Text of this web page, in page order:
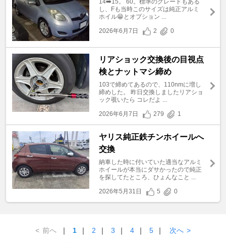
14➡️15。 60。標準のグレードもある
し、Fも当時このサイズは純正アルミ
ホイル😁とオプション ...
2026年6月7日
2 0
リアショック交換後の目視点
検とナットマシ締め
103で締めてあるので、110nmに増し
締めした。 昨日交換しましたリアショ
ック覗いたら コレだよ ...
2026年6月7日
279 1
ヤリス純正鉄チンホイールへ
交換
納車した時に付いていた適当なアルミ
ホイールが本当にダサかったので純正
を探してたところ、ひょんなこと ...
2026年5月31日
5 0
< 前へ ｜ 1 ｜ 2 ｜ 3 ｜ 4 ｜ 5 ｜ 次へ >